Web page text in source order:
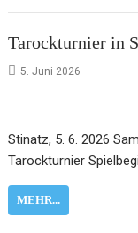
Tarockturnier in
5. Juni 2026
Stinatz, 5. 6. 2026
Tarockturnier
MEHR...